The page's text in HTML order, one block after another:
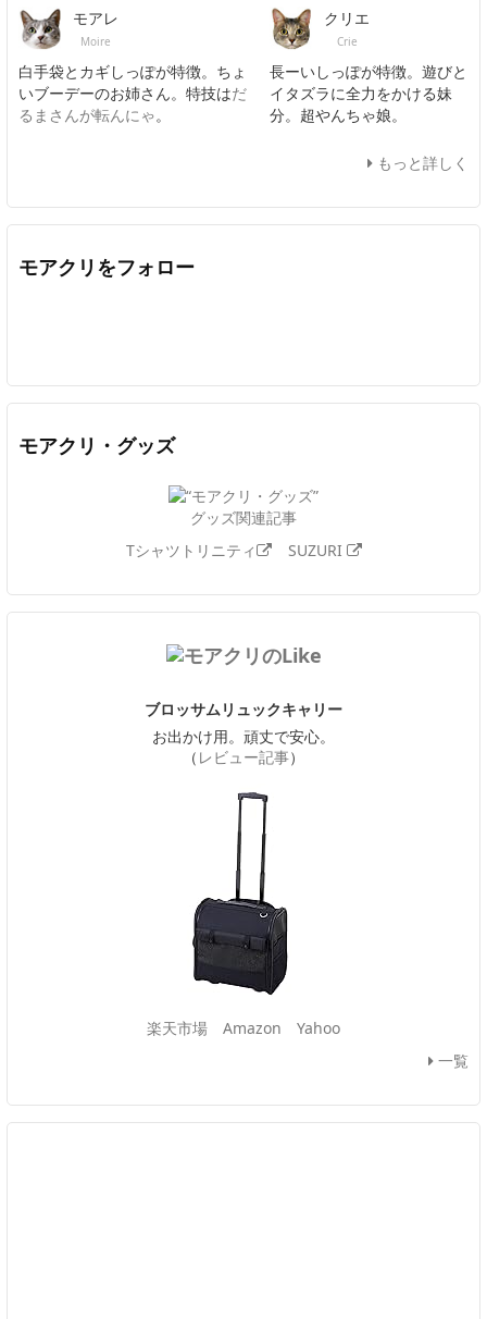
モアレ
Moire
白手袋とカギしっぽが特徴。ちょ
いブーデーのお姉さん。特技はだ
るまさんが転んにゃ。
クリエ
Crie
長ーいしっぽが特徴。遊びと
イタズラに全力をかける妹
分。超やんちゃ娘。
もっと詳しく
モアクリをフォロー
モアクリ・グッズ
グッズ関連記事
Tシャツトリニティ
SUZURI
ブロッサムリュックキャリー
お出かけ用。頑丈で安心。
（ レビュー記事）
楽天市場 Amazon
Yahoo
一覧